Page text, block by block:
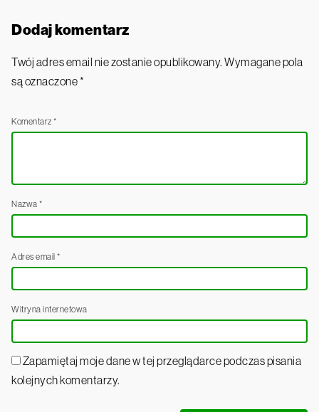
Dodaj komentarz
Twój adres email nie zostanie opublikowany. Wymagane pola
są oznaczone*
Komentarz *
Nazwa *
Adres email *
Witryna internetowa
Zapamiętaj moje dane w tej przeglądarce podczas pisania
kolejnych komentarzy.